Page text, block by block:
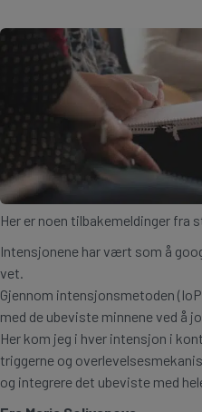
Her er noen tilbakemeldinger fra
Intensjonene har vært som å
vet.
Gjennom intensjonsmetoden
med de ubeviste minnene ved å
Her kom jeg i hver intensjon i
triggerne og
og integrere det ubeviste med